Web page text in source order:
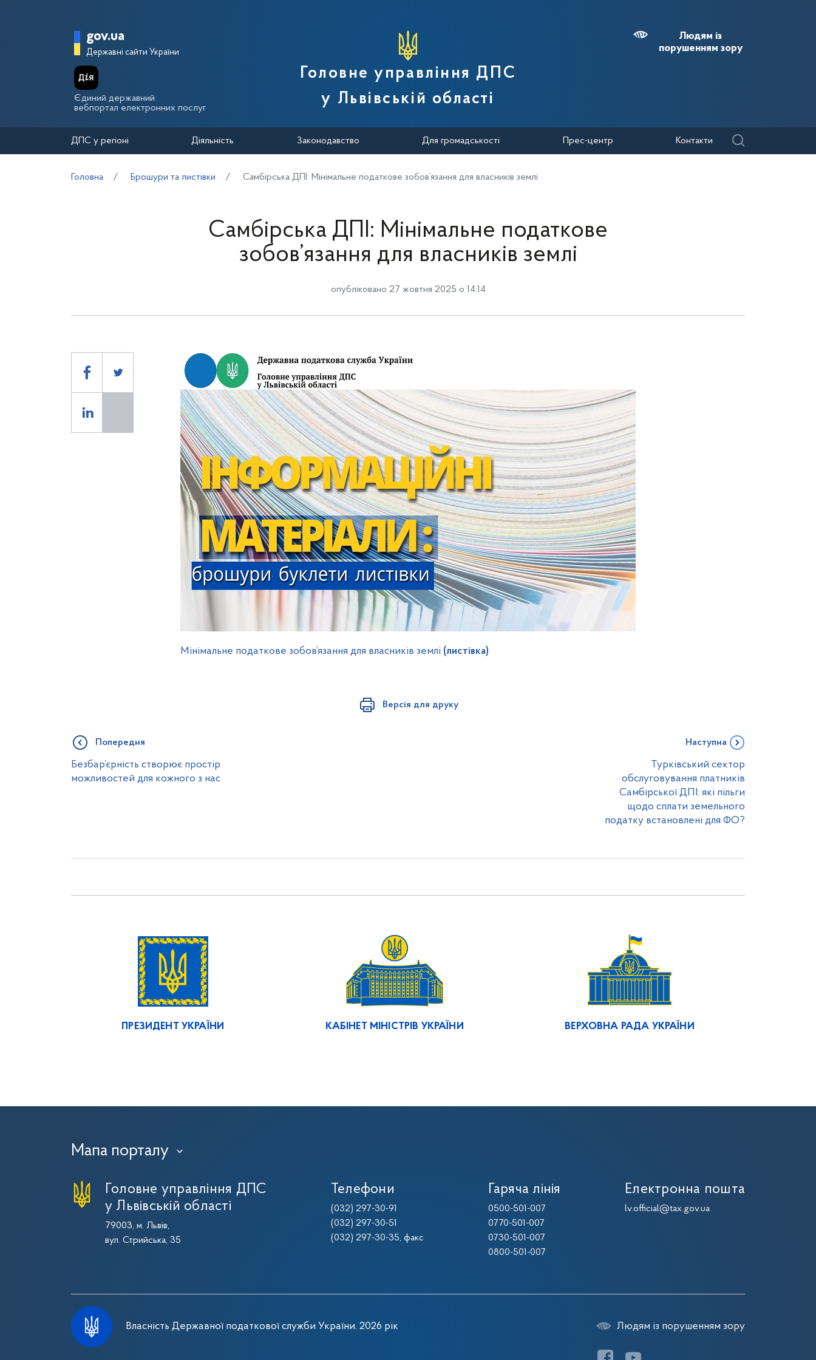
Головна сторінка Державної податкової служби України
gov.ua
Державні сайти України
Єдиний державний
вебпортал електронних послуг
Головне управління ДПС
у Львівській області
Людям із
порушенням зору
ДПС у регіоні Діяльність Законодавство Для громадськості Прес-центр Контакти
Головна Брошури та листівки Самбірська ДПІ: Мінімальне податкове зобов’язання для власників землі
Самбірська ДПІ: Мінімальне податкове
зобов’язання для власників землі
опубліковано 27 жовтня 2025 о 14:14
Мінімальне податкове зобов’язання для власників землі (листівка)
Версія для друку
Попередня
Безбар’єрність створює простір
можливостей для кожного з нас
Наступна
Турківський сектор
обслуговування платників
Самбірської ДПІ: які пільги
щодо сплати земельного
податку встановлені для ФО?
ПРЕЗИДЕНТ УКРАЇНИ КАБІНЕТ МІНІСТРІВ УКРАЇНИ ВЕРХОВНА РАДА УКРАЇНИ
Мапа порталу ›
Головне управління ДПС
у Львівській області
79003, м. Львів,
вул. Стрийська, 35
Телефони
(032) 297-30-91
(032) 297-30-51
(032) 297-30-35, факс
Гаряча лінія
0500-501-007
0770-501-007
0730-501-007
0800-501-007
Електронна пошта
lv.official@tax.gov.ua
Власність Державної податкової служби України. 2026 рік Людям із порушенням зору